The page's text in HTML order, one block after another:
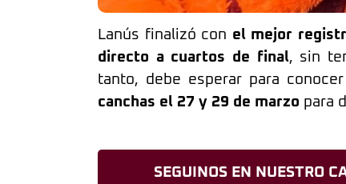
Lanús finalizó con el mejor
directo a cuartos de final, sin
tanto, debe esperar para
canchas el 27 y 29 de marzo para
SEGUINOS EN NUESTRO